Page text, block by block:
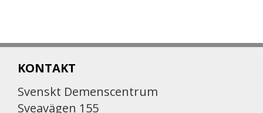
KONTAKT
Svenskt Demenscentrum
Sveavägen 155